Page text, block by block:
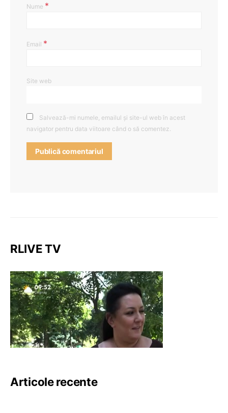
Nume *
Email *
Site web
Salvează-mi numele, emailul și site-ul web în acest
navigator pentru data viitoare când o să comentez.
RLIVE TV
Articole recente